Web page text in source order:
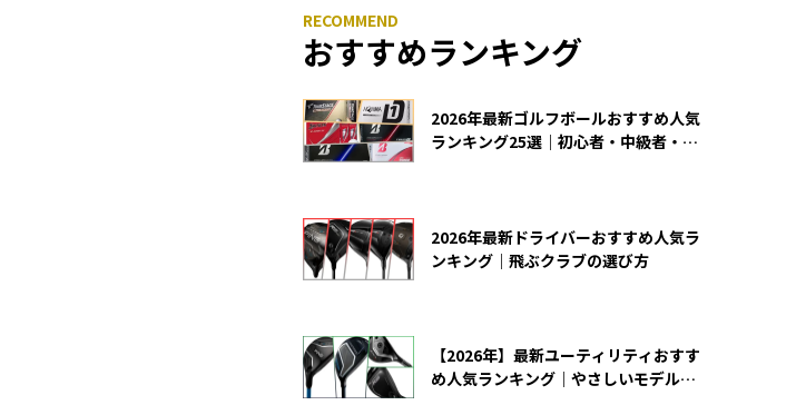
おすすめランキング
2026年最新ゴルフボールおすすめ人気
ランキング25選｜初心者・中級者・上
2026年最新ドライバーおすすめ人気ラ
ンキング｜飛ぶクラブの選び方
【2026年】最新ユーティリティおすす
め人気ランキング｜やさしいモデルの